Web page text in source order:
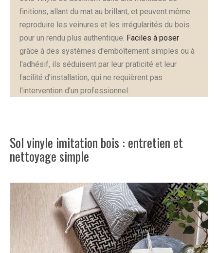
finitions, allant du mat au brillant, et peuvent même
reproduire les veinures et les irrégularités du bois
pour un rendu plus authentique. Faciles à poser
grâce à des systèmes d'emboîtement simples ou à
l'adhésif, ils séduisent par leur praticité et leur
facilité d'installation, qui ne requièrent pas
l'intervention d'un professionnel.
Sol vinyle imitation bois : entretien et
nettoyage simple